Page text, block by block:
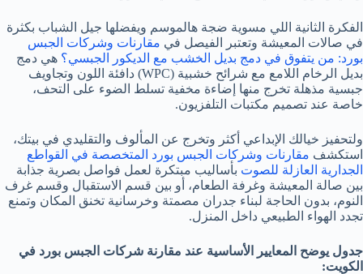
الفكرة الثانية اللي مسوية ضجة هالموسم ويفضلها جيل الشباب بكثرة
في صالات المعيشة وتعتبر الفيصل في مقارنات وشركات الجبس
بورد: من يتفوق في دمج بديل الخشب مع الديكور الجبسي؟ هي دمج
بديل الرخام اللامع مع شرائح خشبية (WPC) دافئة اللون وتجاويف
جبسية مذهلة تخرج منها إضاءة مخفية تسلط الضوء على التحف،
خاصة عند تصميم مكتبات التلفزيون.
ولتحفيز خيالك الإبداعي أكثر وتخرج عن المألوف والتقليدي في بيتك،
استكشف مقارنات وشركات الجبس بورد المتخصصة في القواطع
الجدارية العازلة للصوت بأساليب مبتكرة لعمل فواصل بصرية جذابة
بين صالة المعيشة وغرفة الطعام، أو بين قسم الاستقبال وقسم غرف
النوم، بدون الحاجة لبناء جدران مصمتة وخرسانية تخنق المكان وتمنع
تجدد الهواء الطبيعي داخل المنزل.
جدول يوضح المعايير الأساسية عند مقارنة شركات الجبس بورد في
الكويت: